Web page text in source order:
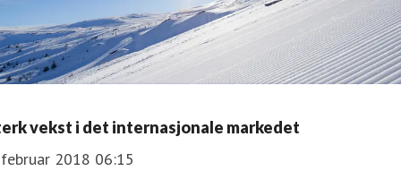
vekst i det internasjonale markedet
2018 06:15